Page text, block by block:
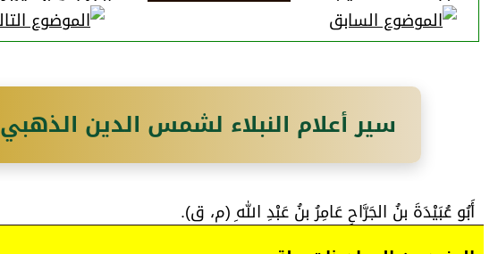
سير أعلام النبلاء لشمس الدين الذهبي
أَبُو عُبَيْدَةَ بنُ الجَرَّاحِ عَامِرُ بنُ عَبْدِ اللهِ (م، ق).